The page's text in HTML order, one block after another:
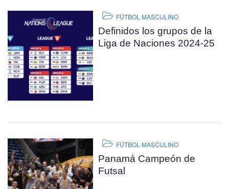
FÚTBOL MASCULINO
Definidos los grupos de la
Liga de Naciones 2024-25
FÚTBOL MASCULINO
Panamá Campeón de
Futsal